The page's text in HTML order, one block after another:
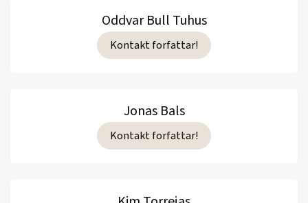
Oddvar Bull Tuhus
Kontakt forfattar!
Jonas Bals
Kontakt forfattar!